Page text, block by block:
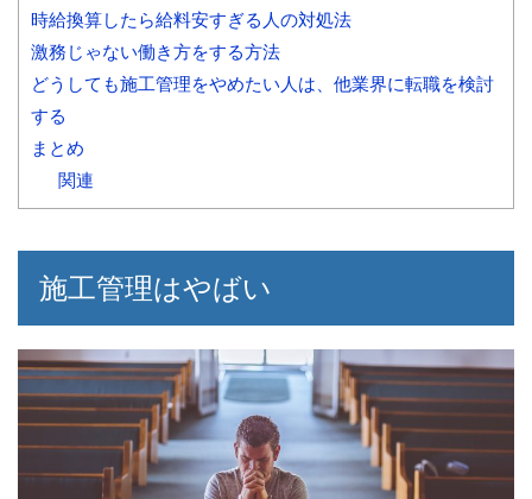
時給換算したら給料安すぎる人の対処法
激務じゃない働き方をする方法
どうしても施工管理をやめたい人は、他業界に転職を検討
する
まとめ
関連
施工管理はやばい